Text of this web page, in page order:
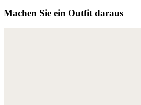
Machen Sie ein Outfit daraus